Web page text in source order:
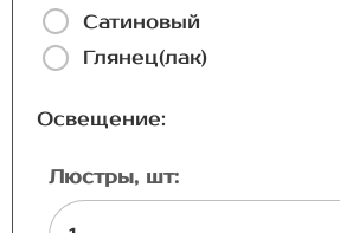
Сатиновый
Глянец(лак)
Освещение:
Люстры, шт: